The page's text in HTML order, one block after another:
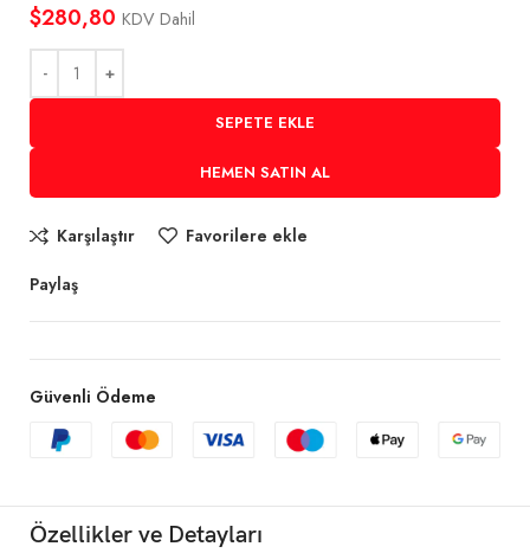
$280,80 KDV Dahil
SEPETE EKLE
HEMEN SATIN AL
Karşılaştır Favorilere ekle
Paylaş
Güvenli Ödeme
Özellikler ve Detayları